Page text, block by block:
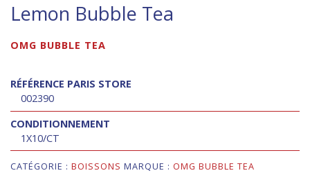
Lemon Bubble Tea
OMG BUBBLE TEA
RÉFÉRENCE PARIS STORE
002390
CONDITIONNEMENT
1X10/CT
CATÉGORIE : BOISSONS MARQUE : OMG BUBBLE TEA